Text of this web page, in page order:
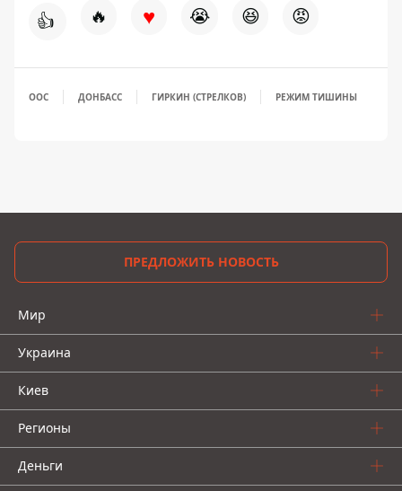
👍 🔥 ♥ 😭 😆 😡
ООС ДОНБАСС ГИРКИН (СТРЕЛКОВ) РЕЖИМ ТИШИНЫ
ПРЕДЛОЖИТЬ НОВОСТЬ
Мир
Украина
Киев
Регионы
Деньги